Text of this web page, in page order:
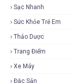
Sạc Nhanh
Sức Khỏe Trẻ Em
Thảo Dược
Trang Điểm
Xe Máy
Đặc Sản